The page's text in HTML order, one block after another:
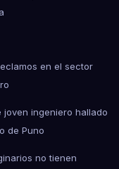
en el sector
ingeniero hallado
de Puno
no tienen